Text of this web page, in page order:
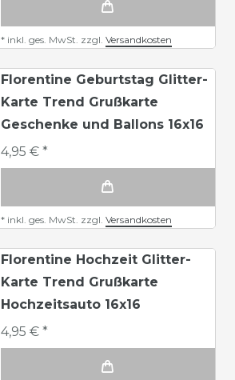
* inkl. ges. MwSt. zzgl. Versandkosten
Florentine Geburtstag Glitter-
Karte Trend Grußkarte
Geschenke und Ballons 16x16
4,95 € *
* inkl. ges. MwSt. zzgl. Versandkosten
Florentine Hochzeit Glitter-
Karte Trend Grußkarte
Hochzeitsauto 16x16
4,95 € *